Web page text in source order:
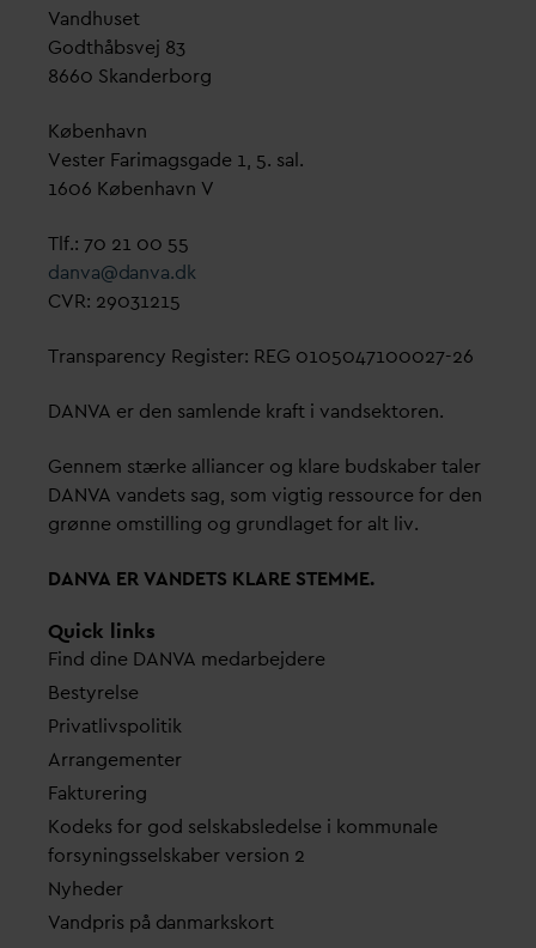
Vandhuset
Godthåbsvej 83
8660 Skanderborg
København
Vester Farimagsgade 1, 5. sal.
1606 København V
Tlf.: 70 21 00 55
danva@danva.dk
CVR: 29031215
Transparency Register: REG 0105047100027-26
DANVA er den samlende kraft i vandsektoren.
Gennem stærke alliancer og klare budskaber taler
DANVA vandets sag, som vigtig ressource for den
grønne omstilling og grundlaget for alt liv.
DANVA ERVANDETS KLARE STEMME.
Quick links
Find dine DANVA medarbejdere
Bestyrelse
Privatlivspolitik
Arrangementer
Fakturering
Kodeks for god selskabsledelse i kommunale
forsyningsselskaber version 2
Nyheder
Vandpris på danmarkskort